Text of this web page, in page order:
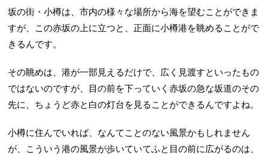
坂の街・小樽は、市内の様々な場所から海を望むことができま
すが、この赤坂の上に立つと、正面に小樽港を眺めることがで
きるんです。
その眺めは、港が一部見えるだけで、広く見渡すといったもの
ではないのですが、目の前を下っていく赤坂の急な坂道のその
先に、ちょうど赤と白の灯台を見ることができるんですよね。
小樽に住んでいれば、なんてことのない風景かもしれません
が、こういう港の風景が歩いていてふと目の前に広がるのは、